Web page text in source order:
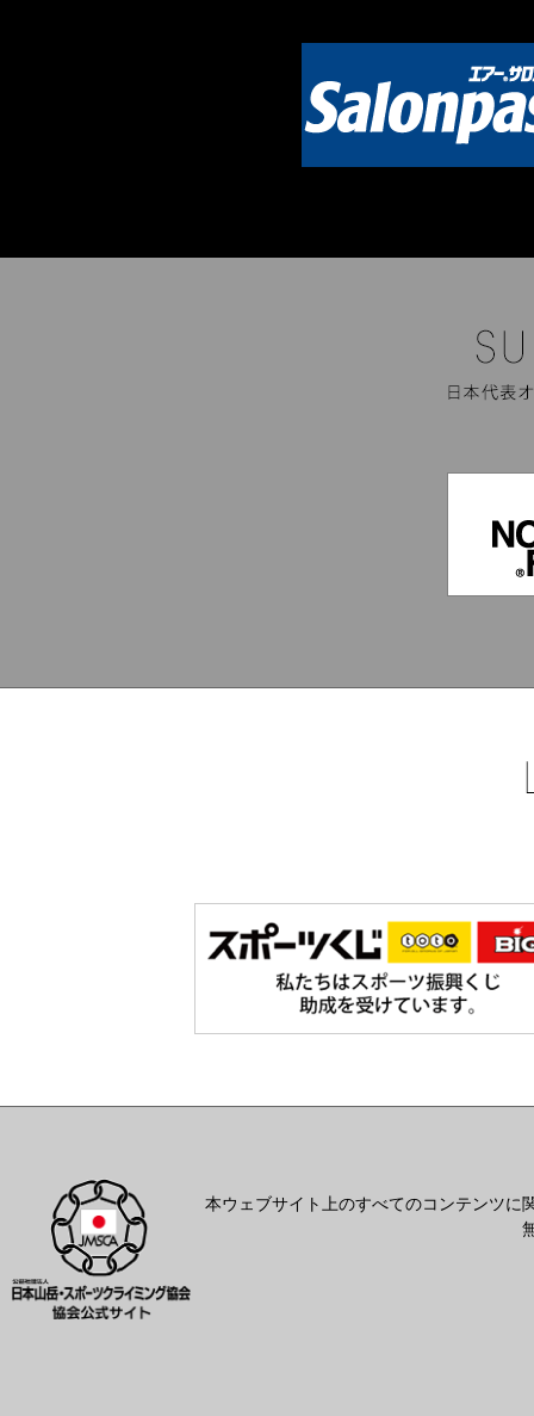
本ウェブサイト上のすべてのコンテンツに